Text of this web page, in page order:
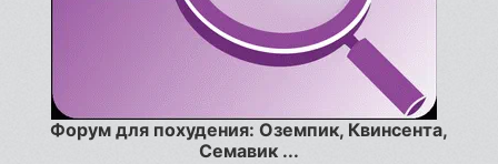
Форум для похудения: Оземпик, Квинсента,
Семавик ...